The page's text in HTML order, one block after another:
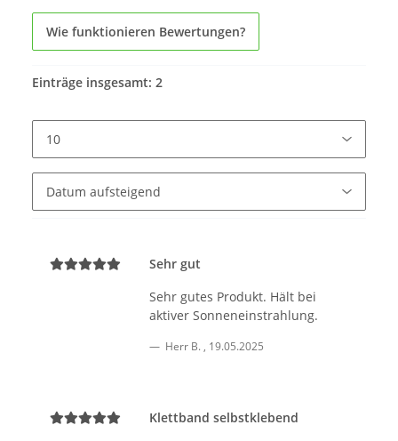
Wie funktionieren Bewertungen?
Einträge insgesamt: 2
Sehr gut
Sehr gutes Produkt. Hält bei
aktiver Sonneneinstrahlung.
Herr B. , 19.05.2025
Klettband selbstklebend